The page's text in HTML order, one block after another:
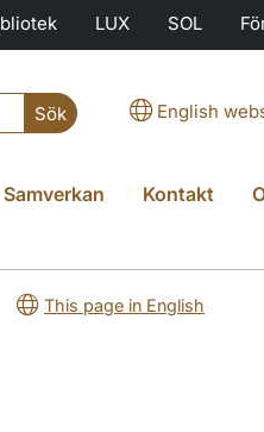
LUX SOL
Sök English
Samverkan Kontakt
This page in English